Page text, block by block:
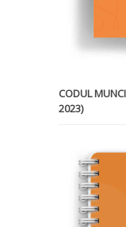
CODUL
2023)